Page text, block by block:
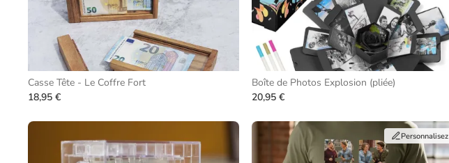
Casse Tête - Le Coffre Fort
18,95 €
Boîte de Photos Explosion (pliée)
20,95 €
Personnalisez